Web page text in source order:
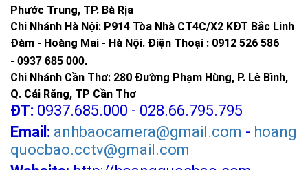
Phước Trung, TP. Bà Rịa
Chi Nhánh Hà Nội: P914 Tòa Nhà CT4C/X2 KĐT Bắc Linh
Đàm - Hoàng Mai - Hà Nội. Điện Thoại : 0912 526 586
- 0937 685 000.
Chi Nhánh Cần Thơ: 280 Đường Phạm Hùng, P. Lê Bình,
Q. Cái Răng, TP Cần Thơ
ĐT: 0937.685.000 - 028.66.795.795
Email: anhbaocamera@gmail.com - hoang
quocbao.cctv@gmail.com